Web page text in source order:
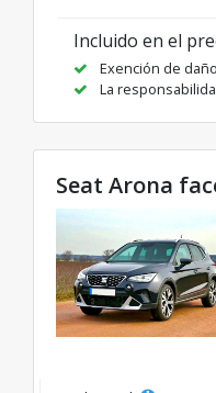
Incluido en el
Exención de
La
Seat Arona